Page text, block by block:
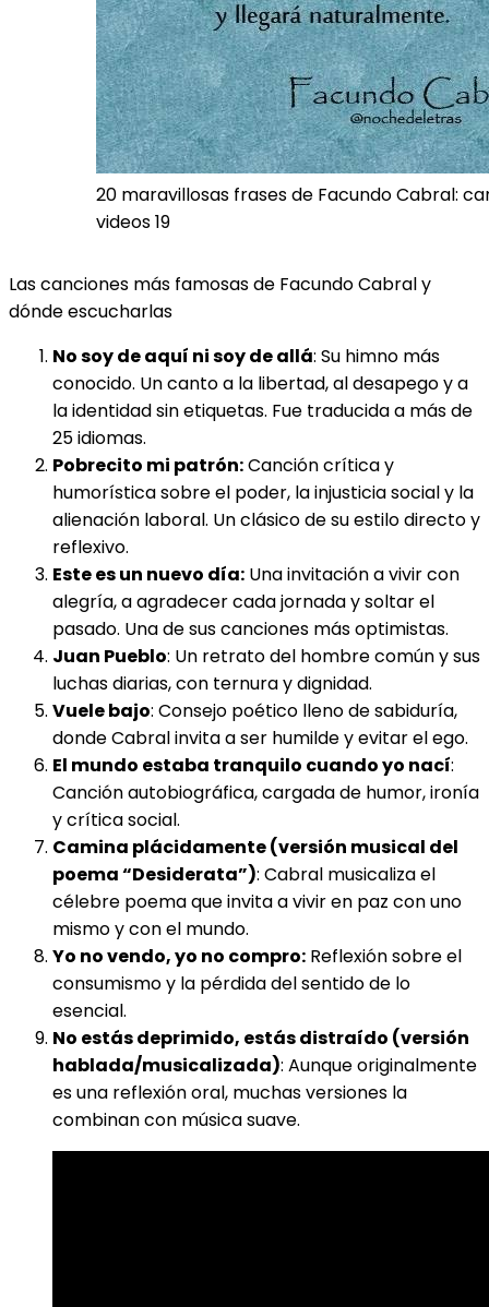
20 maravillosas frases de Facundo Cabral:
videos 19
Las canciones más famosas de Facundo Cabral y
dónde escucharlas
No soy de aquí ni soy de allá: Su himno más
conocido. Un canto a la libertad, al desapego y a
la identidad sin etiquetas. Fue traducida a más de
25 idiomas.
Pobrecito mi patrón:Canción crítica y
humorística sobre el poder, la injusticia social y la
alienación laboral. Un clásico de su estilo directo y
reflexivo.
Este es un nuevo día: Una invitación a vivir con
alegría, a agradecer cada jornada y soltar el
pasado. Una de sus canciones más optimistas.
Juan Pueblo: Un retrato del hombre común y sus
luchas diarias, con ternura y dignidad.
Vuele bajo: Consejo poético lleno de sabiduría,
donde Cabral invita a ser humilde y evitar el ego.
El mundo estaba tranquilo cuando yo nací:
Canción autobiográfica, cargada de humor, ironía
y crítica social.
Camina plácidamente (versión musical del
poema “Desiderata”): Cabral musicaliza el
célebre poema que invita a vivir en paz con uno
mismo y con el mundo.
Yo no vendo, yo no compro: Reflexión sobre el
consumismo y la pérdida del sentido de lo
esencial.
No estás deprimido, estás distraído (versión
hablada/musicalizada): Aunque originalmente
es una reflexión oral, muchas versiones la
combinan con música suave.